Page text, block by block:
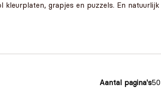
grapjes en puzzels. En
Aantal pagina's50